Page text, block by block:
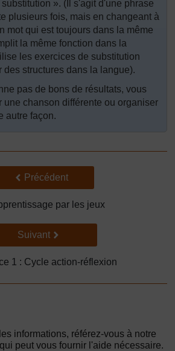
». (Il s'agit d'une phrase
plusieurs fois, mais en changeant à
mot qui est toujours dans la même
la même fonction dans la
les exercices de substitution
des structures dans la langue).
pas de bons de résultats, vous
une chanson différente ou organiser
autre façon.
Précédent
Précédent
par les jeux
Suivant
Suivant
1 : Cycle action-réflexion
informations, référez-vous à notre
peut vous fournir l'aide nécessaire.